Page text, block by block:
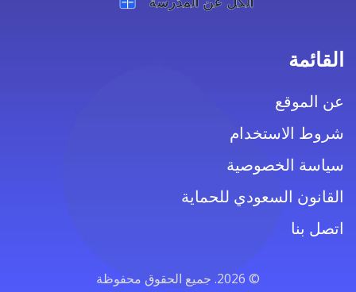
القائمة
عن الموقع
شروط الاستخدام
سياسة الخصوصية
القانون السعودي للحماية
اتصل بنا
© 2026. جميع الحقوق محفوظة